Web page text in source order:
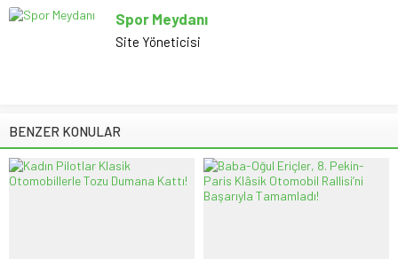
Spor Meydanı
Site Yöneticisi
BENZER KONULAR